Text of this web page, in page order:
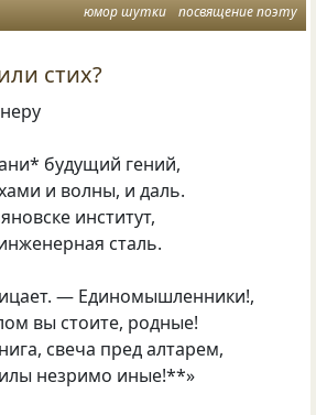
юмор шутки посвящение поэту
стих?
будущий гений,
и волны, и даль.
институт,
сталь.
— Единомышленники!,
вы стоите, родные!
свеча пред алтарем,
незримо иные!**»